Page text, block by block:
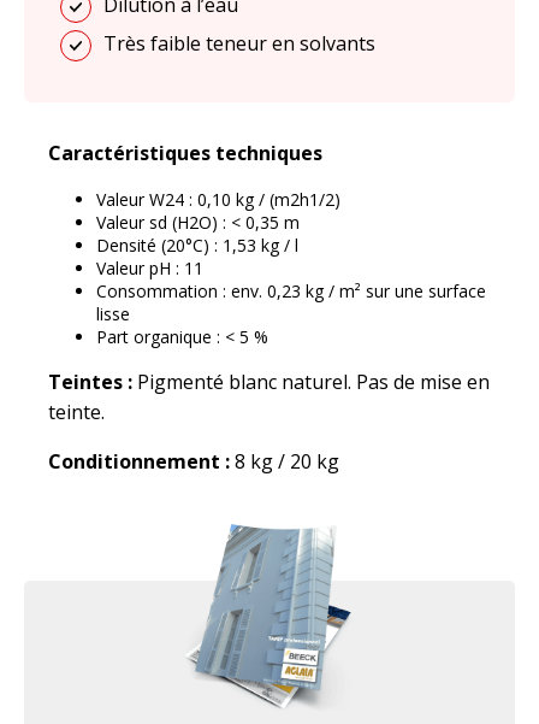
Très faible teneur en solvants
Caractéristiques techniques
Valeur W24 : 0,10 kg / (m2h1/2)
Valeur sd (H2O) : < 0,35 m
Densité (20°C) : 1,53 kg / l
Valeur pH : 11
Consommation : env. 0,23 kg / m² sur une surface
lisse
Part organique : < 5 %
Teintes : Pigmenté blanc naturel. Pas de mise en
teinte.
Conditionnement :8 kg / 20 kg